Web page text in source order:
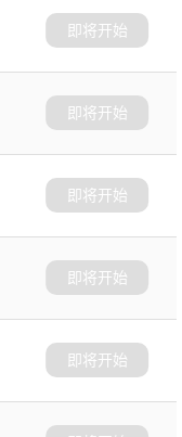
即将开始
即将开始
即将开始
即将开始
即将开始